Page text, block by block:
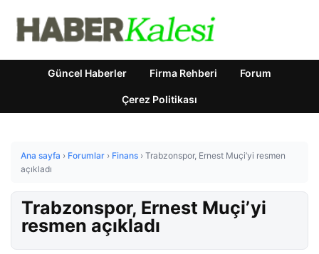
Güncel Haberler Firma Rehberi Forum
Çerez Politikası
Ana sayfa › Forumlar › Finans › Trabzonspor, Ernest Muçi’yi resmen
açıkladı
Trabzonspor, Ernest Muçi’yi
resmen açıkladı